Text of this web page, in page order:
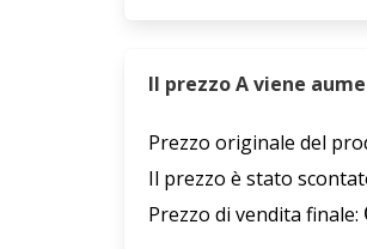
Il prezzo A viene
Prezzo originale del
Il prezzo è stato
Prezzo di vendita finale: